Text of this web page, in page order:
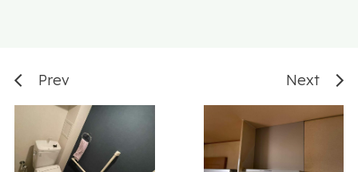
ただきました。営業の方の誠実な態度、仕事ぶり
に終始安心してお任せでき、満足度の高いキッチ
ンができあがりました。本当にありがとうござい
ました。
コサカマスミ
3 years ago
Prev Next